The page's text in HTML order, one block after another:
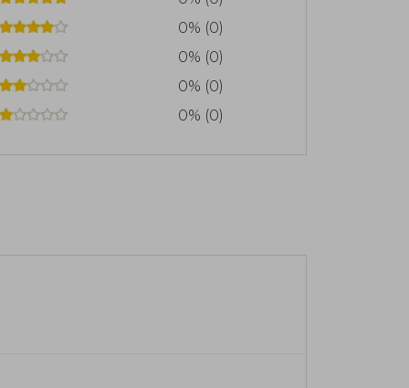
0% (0)
0% (0)
0% (0)
0% (0)